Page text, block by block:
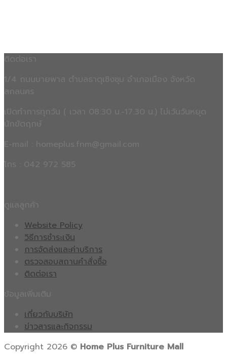
1/4 ถนนบายพาส ตำบลธาตุเชิงชุม อำเภอเมือง จังหวัด
เปิดทำการทุกวัน ( เวลา 08:30 น.-17.30 น.) ไม่เว้นวันหยุด
E-mail : homeplus.fnm@gmail.com
โทร : 042 972 585
Website Policy
วิธีการชำระเงิน
การจัดส่งและค่าบริการ
ตรวจสอบสถานคำสั่งซื้อ
ติดต่อเรา
เกี่ยวกับบริษัท
ข่าวสารและกิจกรรม
Copyright 2026 © Home Plus Furniture Mall